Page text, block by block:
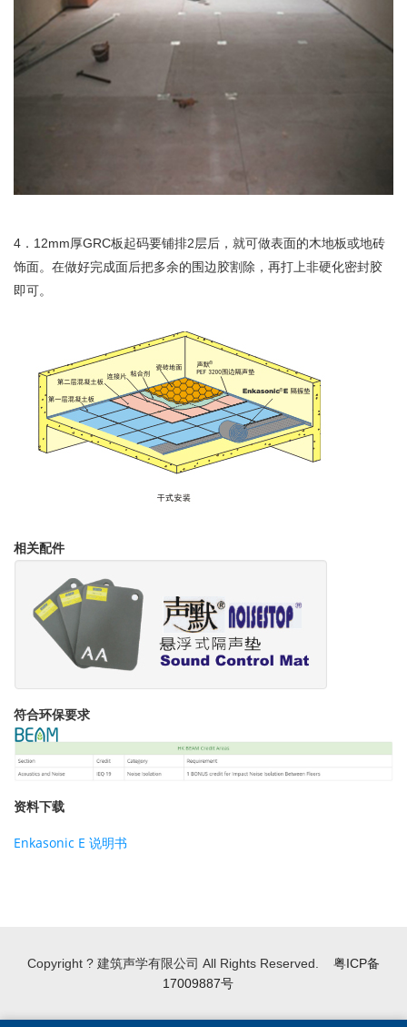
4．12mm厚GRC板起码要铺排2层后，就可做表面的木地板或地砖
饰面。在做好完成面后把多余的围边胶割除，再打上非硬化密封胶
即可。
相关配件
符合环保要求
资料下载
Enkasonic E 说明书
Copyright ? 建筑声学有限公司 All Rights Reserved. 粤ICP备
17009887号